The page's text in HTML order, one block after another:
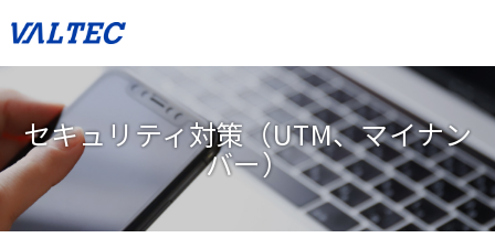
セキュリティ対策（UTM、マイナン
バー）